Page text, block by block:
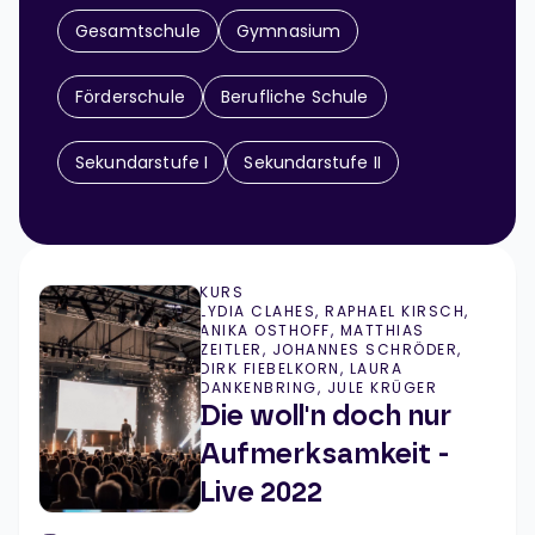
Gesamtschule Gymnasium
Förderschule Berufliche Schule
Sekundarstufe I Sekundarstufe II
KURS
LYDIA CLAHES, RAPHAEL KIRSCH,
ANIKA OSTHOFF, MATTHIAS
ZEITLER, JOHANNES SCHRÖDER,
DIRK FIEBELKORN, LAURA
DANKENBRING, JULE KRÜGER
Die woll'n doch nur
Aufmerksamkeit -
Live 2022